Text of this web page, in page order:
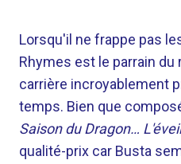
Lorsqu'il ne frappe pas
Rhymes est le parrain du
carrière incroyablement
temps. Bien que
Saison du Dragon… L'éveil
qualité-prix car Busta